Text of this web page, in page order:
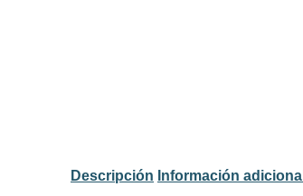
Descripción Información adicional